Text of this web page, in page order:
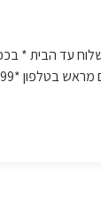
עד הבית *
בטלפון *8999